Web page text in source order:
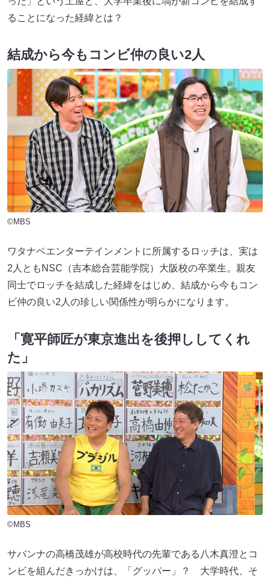
ることになった経緯とは？
結成から今もコンビ仲の良い2人
©MBS
ワタナベエンターテインメントに所属するロッチは、実は
2人ともNSC（吉本総合芸能学院）大阪校の卒業生。親友
同士でロッチを結成した経緯をはじめ、結成から今もコン
ビ仲の良い2人の珍しい関係性が明らかになります。
「寛平師匠が東京進出を後押ししてくれ
た」
©MBS
サバンナの高橋茂雄が高校時代の先輩である八木真澄とコ
ンビを組んだきっかけは、「グッパー」？ 大学時代、そ